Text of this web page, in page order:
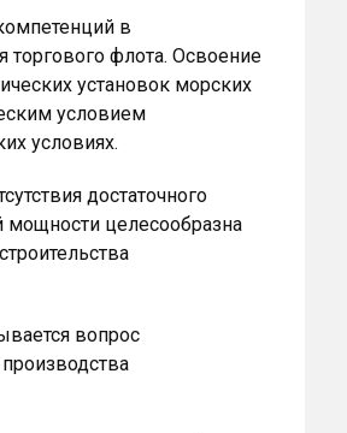
в
торгового флота. Освоение
установок морских
условием
условиях.
достаточного
мощности целесообразна
вопрос